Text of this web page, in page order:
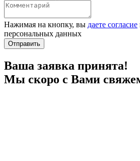
Нажимая на кнопку, вы даете согласие
персональных данных
Отправить
Ваша заявка принята!
Мы скоро с Вами